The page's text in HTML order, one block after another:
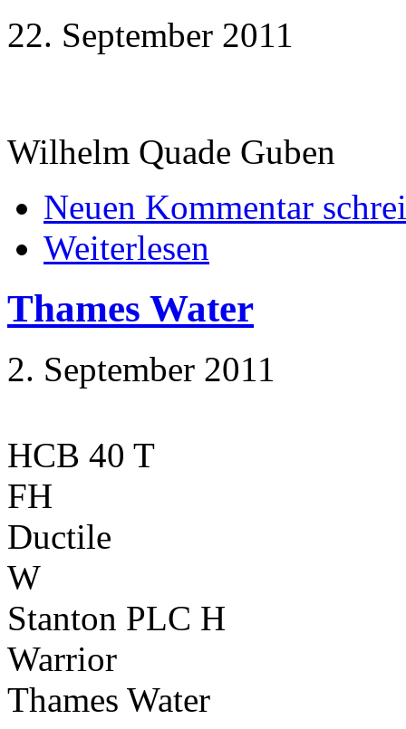
22. September 2011
Wilhelm Quade Guben
Neuen Kommentar
Weiterlesen
Thames Water
2. September 2011
HCB 40 T
FH
Ductile
W
Stanton PLC H
Warrior
Thames Water